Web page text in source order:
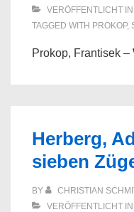
VERÖFFENTLICHT IN
TAGGED WITH PROKOP,
Prokop, Frantisek
Herberg,
sieben
BY CHRISTIAN
VERÖFFENTLICHT IN